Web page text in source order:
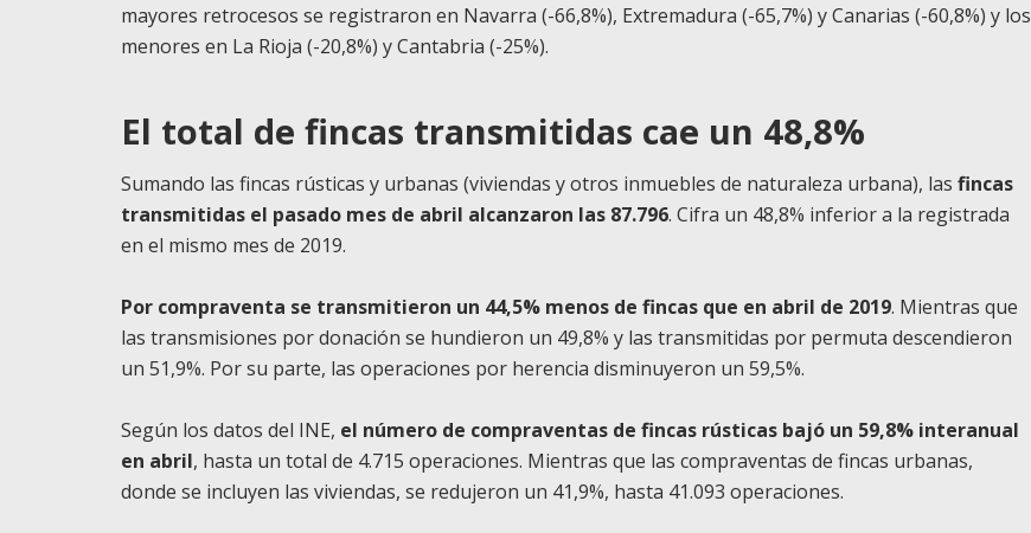
mayores retrocesos se registraron en Navarra (-66,8%), Extremadura (-65,7%) y Canarias (-60,8%) y los
menores en La Rioja (-20,8%) y Cantabria (-25%).
El total de fincas transmitidas cae un 48,8%
Sumando las fincas rústicas y urbanas (viviendas y otros inmuebles de naturaleza urbana), las fincas
transmitidas el pasado mes de abril alcanzaron las 87.796. Cifra un 48,8% inferior a la registrada
en el mismo mes de 2019.
Por compraventa se transmitieron un 44,5% menos de fincas que en abril de 2019. Mientras que
las transmisiones por donación se hundieron un 49,8% y las transmitidas por permuta descendieron
un 51,9%. Por su parte, las operaciones por herencia disminuyeron un 59,5%.
Según los datos del INE, el número de compraventas de fincas rústicas bajó un 59,8% interanual
en abril, hasta un total de 4.715 operaciones. Mientras que las compraventas de fincas urbanas,
donde se incluyen las viviendas, se redujeron un 41,9%, hasta 41.093 operaciones.